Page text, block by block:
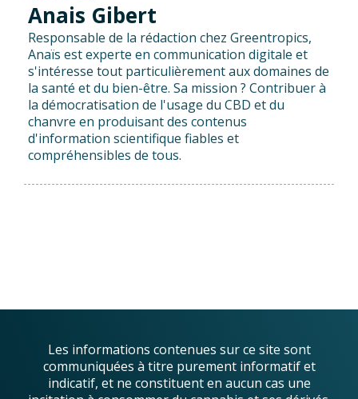
Anais Gibert
Responsable de la rédaction chez Greentropics,
Anaïs est experte en communication digitale et
s'intéresse tout particulièrement aux domaines de
la santé et du bien-être. Sa mission ? Contribuer à
la démocratisation de l'usage du CBD et du
chanvre en produisant des contenus
d'information scientifique fiables et
compréhensibles de tous.
Les informations contenues sur ce site sont
communiquées à titre purement informatif et
indicatif, et ne constituent en aucun cas une